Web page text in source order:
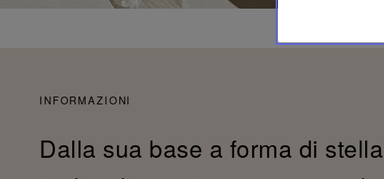
INFORMAZIONI
Dalla sua base a forma di